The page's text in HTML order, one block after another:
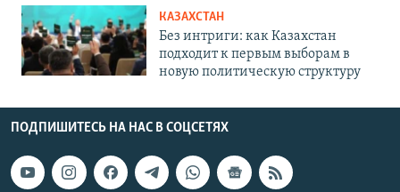
КАЗАХСТАН
Без интриги: как Казахстан
подходит к первым выборам в
новую политическую структуру
ПОДПИШИТЕСЬ НА НАС В СОЦСЕТЯХ